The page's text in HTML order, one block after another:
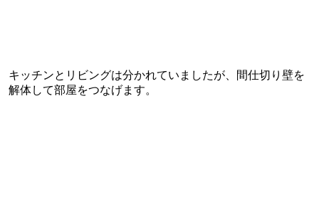
キッチンとリビングは分かれていましたが、間仕切り壁を
解体して部屋をつなげます。